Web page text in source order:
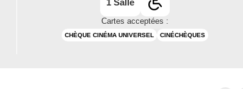
Cartes acceptées :
CHÈQUE CINÉMA UNIVERSEL CINÉCHÈQUES